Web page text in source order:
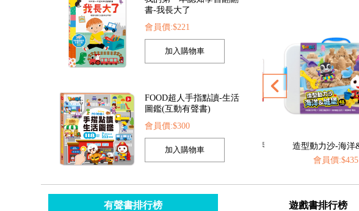
FOOD超人手指點讀-生活
FOOD超人兒童閃亮音樂鋼琴
會員價:$435
造型動力沙-海洋&城堡
會員價:$435
會員價:$675
有聲書排行榜 遊戲書排行榜